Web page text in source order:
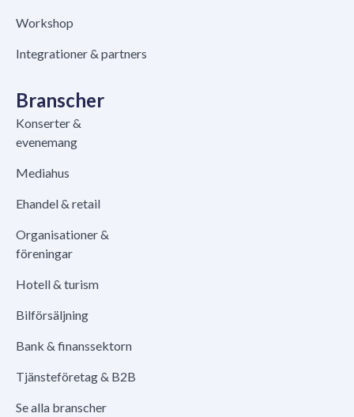
Workshop
Integrationer & partners
Branscher
Konserter &
evenemang
Mediahus
Ehandel & retail
Organisationer &
föreningar
Hotell & turism
Bilförsäljning
Bank & finanssektorn
Tjänsteföretag & B2B
Se alla branscher